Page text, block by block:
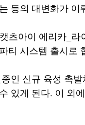
등의 대변화가 이
츠아이 에리카_
티 시스템 출시로
인 신규 육성 촉
있게 된다. 이 외